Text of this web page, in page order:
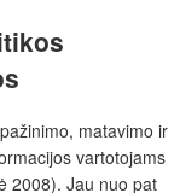
matavimo ir
vartotojams
2008). Jau nuo pat